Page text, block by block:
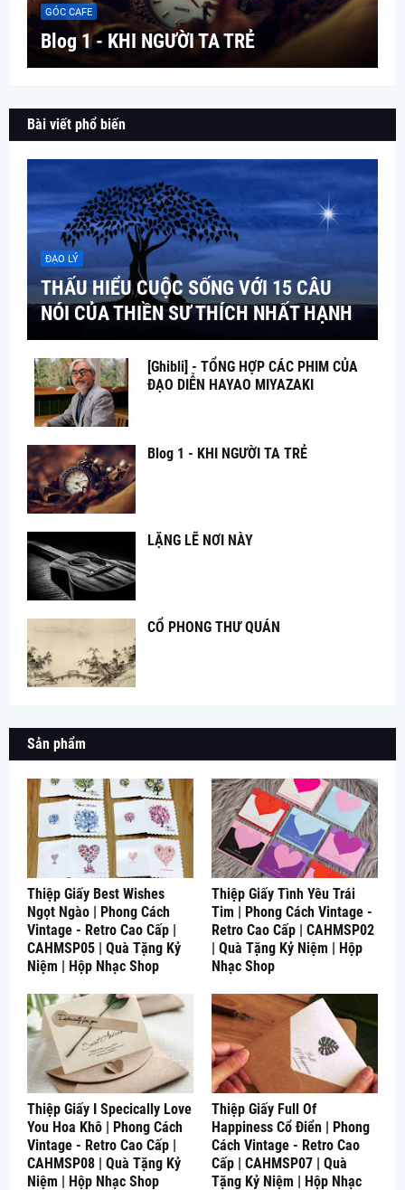
GÓC CAFE
Blog 1 - KHI NGƯỜI TA TRẺ
Bài viết phổ biến
ĐẠO LÝ
THẤU HIỂU CUỘC SỐNG VỚI 15 CÂU
NÓI CỦA THIỀN SƯ THÍCH NHẤT HẠNH
[Ghibli] - TỔNG HỢP CÁC PHIM CỦA
ĐẠO DIỄN HAYAO MIYAZAKI
Blog 1 - KHI NGƯỜI TA TRẺ
LẶNG LẼ NƠI NÀY
CỔ PHONG THƯ QUÁN
Sản phẩm
Thiệp Giấy Best Wishes
Ngọt Ngào | Phong Cách
Vintage - Retro Cao Cấp |
CAHMSP05 | Quà Tặng Kỷ
Niệm | Hộp Nhạc Shop
Thiệp Giấy Tình Yêu Trái
Tim | Phong Cách Vintage -
Retro Cao Cấp | CAHMSP02
| Quà Tặng Kỷ Niệm | Hộp
Nhạc Shop
Thiệp Giấy I Specically Love
You Hoa Khô | Phong Cách
Vintage - Retro Cao Cấp |
CAHMSP08 | Quà Tặng Kỷ
Niệm | Hộp Nhạc Shop
Thiệp Giấy Full Of
Happiness Cổ Điển | Phong
Cách Vintage - Retro Cao
Cấp | CAHMSP07 | Quà
Tặng Kỷ Niệm | Hộp Nhạc